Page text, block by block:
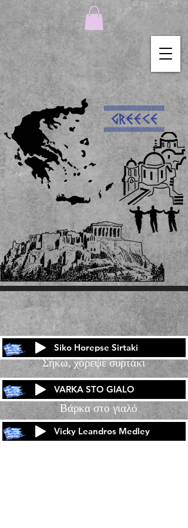
Siko Horepse Sirtaki
Σήκω, χόρεψε συρτάκι
VARKA STO GIALO
Βάρκα στο γιαλό
Vicky Leandros Medley